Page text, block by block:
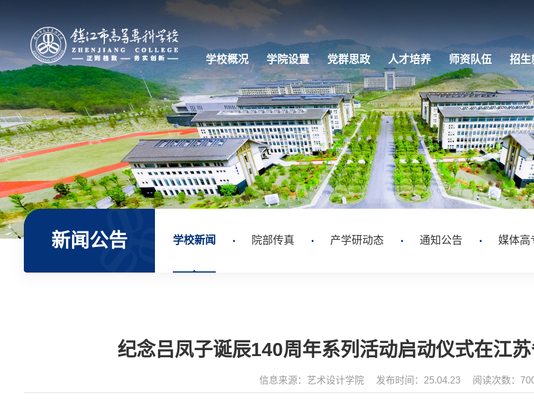
学校概况 学院设置 党群思政 人才培养 师资队伍 招生
新闻公告 学校新闻 院部传真 产学研动态 通知公告 媒体高
纪念吕凤子诞辰140周年系列活动启动仪式在江
信息来源：艺术设计学院 发布时间：25.04.23 阅读次数：